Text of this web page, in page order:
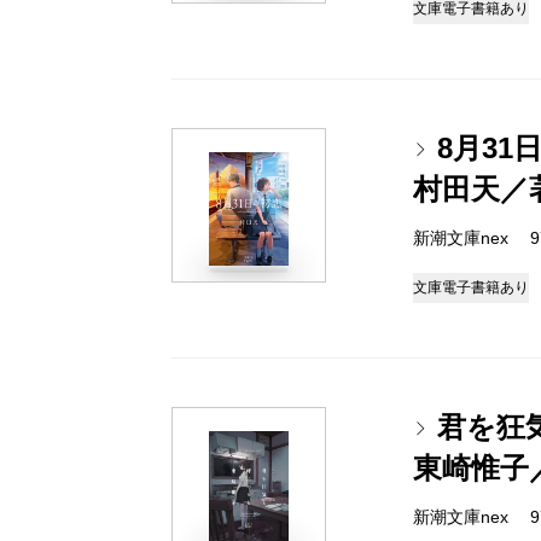
文庫電子書籍あり
8月31
村田天／
新潮文庫nex
文庫電子書籍あり
君を狂
東崎惟子
新潮文庫nex